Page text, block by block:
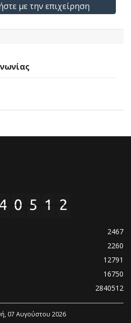
με την επιχείρηση
2467
2260
12791
16750
2840512
07 Αυγούστου 2026